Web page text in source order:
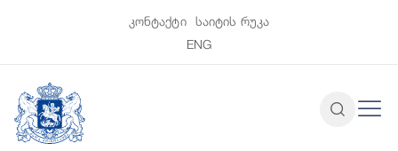
კონტაქტი
საიტის რუკა
ENG